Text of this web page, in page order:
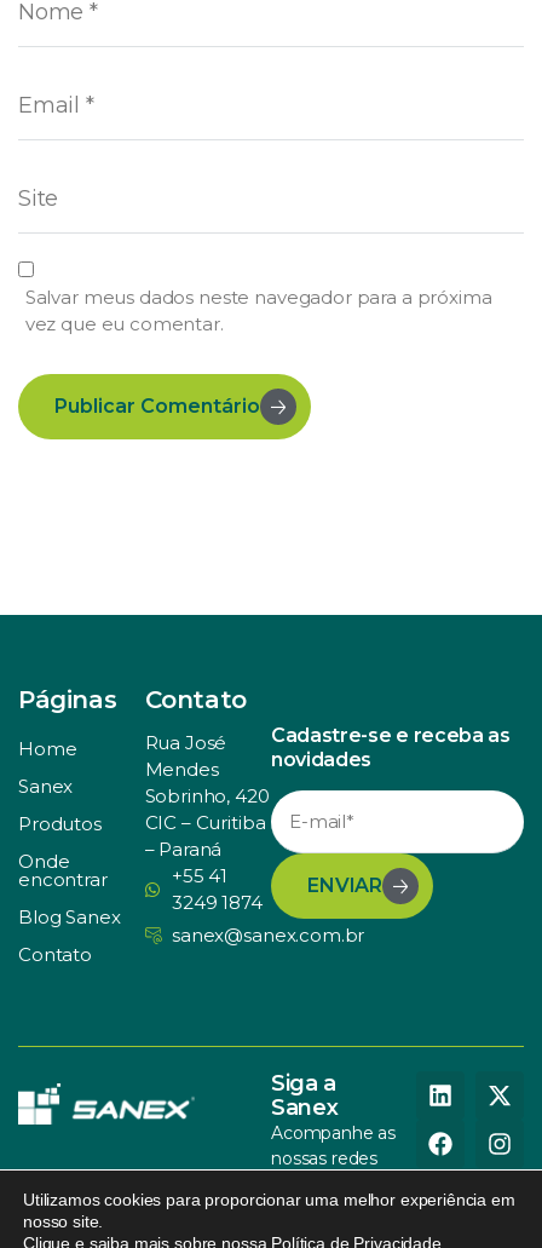
Salvar meus dados neste navegador para a próxima
vez que eu comentar.
Publicar Comentário
Páginas
Home
Sanex
Produtos
Onde
encontrar
Blog Sanex
Contato
Contato
Rua José
Mendes
Sobrinho, 420
CIC – Curitiba
– Paraná
+55 41
3249 1874
sanex@sanex.com.br
Cadastre-se e receba as
novidades
ENVIAR
Siga a
Sanex
Acompanhe as
nossas redes
Utilizamos cookies para proporcionar uma melhor experiência em
nosso site.
Clique e saiba mais sobre nossa Política de Privacidade.